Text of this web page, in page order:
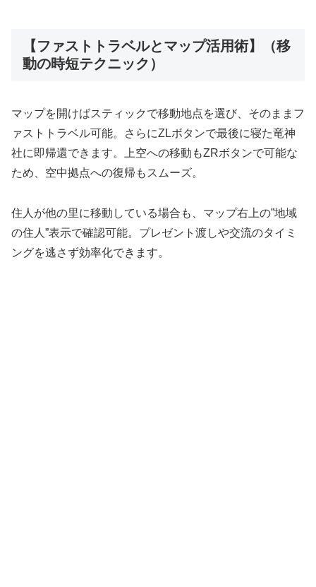
【ファストトラベルとマップ活用術】（移
動の時短テクニック）
マップを開けばスティックで移動地点を選び、そのままフ
ァストトラベル可能。さらにZLボタンで最後に寝た竜神
社に即帰還できます。上空への移動もZRボタンで可能な
ため、空中拠点への復帰もスムーズ。
住人が他の里に移動している場合も、マップ右上の”地域
の住人”表示で確認可能。プレゼント渡しや交流のタイミ
ングを逃さず効率化できます。